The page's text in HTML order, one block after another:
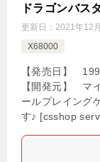
ドラゴンバス
更新日： 2021年12
X68000
【発売日】
【開発元】 マ
ールプレイング
す♪ [csshop